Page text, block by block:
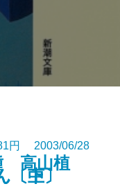
〔上〕
〔中〕
〔下〕
円 2003/06/28
高山植